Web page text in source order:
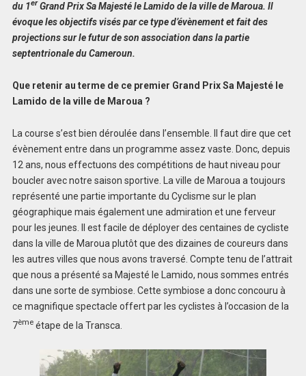
du 1erGrand Prix Sa Majesté le Lamido de la ville de Maroua. Il
évoque les objectifs visés par ce type d’évènement et fait des
projections sur le futur de son association dans la partie
septentrionale du Cameroun.
Que retenir au terme de ce premier Grand Prix Sa Majesté le
Lamido de la ville de Maroua ?
La course s’est bien déroulée dans l’ensemble. Il faut dire que cet
évènement entre dans un programme assez vaste. Donc, depuis
12 ans, nous effectuons des compétitions de haut niveau pour
boucler avec notre saison sportive. La ville de Maroua a toujours
représenté une partie importante du Cyclisme sur le plan
géographique mais également une admiration et une ferveur
pour les jeunes. Il est facile de déployer des centaines de cycliste
dans la ville de Maroua plutôt que des dizaines de coureurs dans
les autres villes que nous avons traversé. Compte tenu de l’attrait
que nous a présenté sa Majesté le Lamido, nous sommes entrés
dans une sorte de symbiose. Cette symbiose a donc concouru à
ce magnifique spectacle offert par les cyclistes à l’occasion de la
7èmeétape de la Transca.